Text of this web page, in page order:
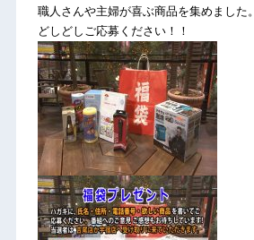
職人さんや主婦が喜ぶ商品を集めました。
どしどしご応募ください！！